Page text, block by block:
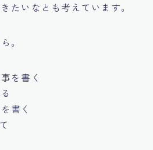
たいなとも考えています。
。
を書く
書く